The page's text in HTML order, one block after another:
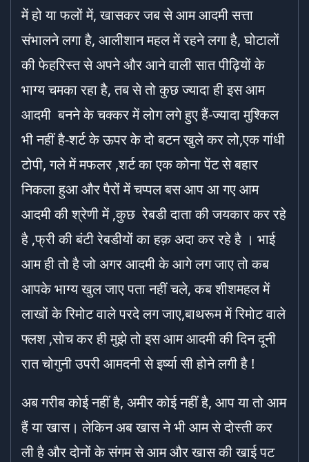
में हो या फलों में, खासकर जब से आम आदमी सत्ता
संभालने लगा है, आलीशान महल में रहने लगा है, घोटालों
की फेहरिस्त से अपने और आने वाली सात पीढ़ियों के
भाग्य चमका रहा है, तब से तो कुछ ज्यादा ही इस आम
आदमी बनने के चक्कर में लोग लगे हुए हैं-ज्यादा मुश्किल
भी नहीं है-शर्ट के ऊपर के दो बटन खुले कर लो,एक गांधी
टोपी, गले में मफलर ,शर्ट का एक कोना पेंट से बहार
निकला हुआ और पैरों में चप्पल बस आप आ गए आम
आदमी की श्रेणी में ,कुछ रेबडी दाता की जयकार कर रहे
है ,फ्री की बंटी रेबडीयों का हक़ अदा कर रहे है । भाई
आम ही तो है जो अगर आदमी के आगे लग जाए तो कब
आपके भाग्य खुल जाए पता नहीं चले, कब शीशमहल में
लाखों के रिमोट वाले परदे लग जाए,बाथरूम में रिमोट वाले
फ्लश ,सोच कर ही मुझे तो इस आम आदमी की दिन दूनी
रात चोगुनी उपरी आमदनी से इर्ष्या सी होने लगी है !
अब गरीब कोई नहीं है, अमीर कोई नहीं है, आप या तो आम
हैं या खास। लेकिन अब खास ने भी आम से दोस्ती कर
ली है और दोनों के संगम से आम और खास की खाई पट